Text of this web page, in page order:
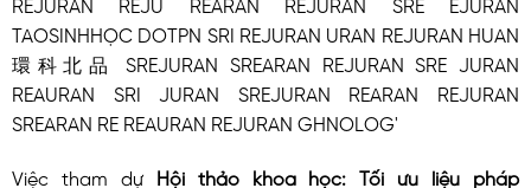
Việc tham dự Hội thảo khoa học: Tối ưu liệu pháp